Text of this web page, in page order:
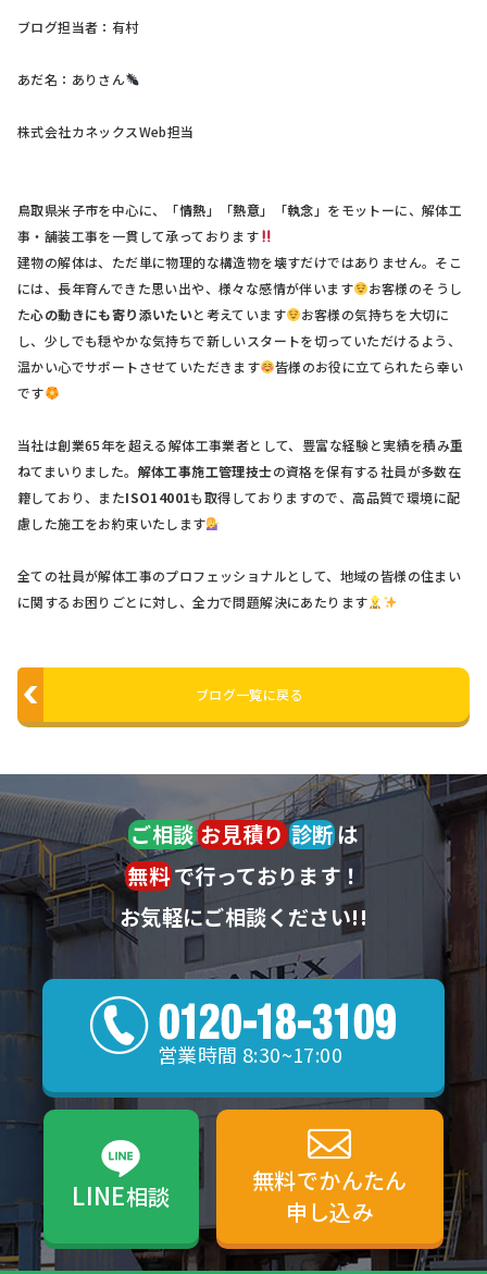
ブログ担当者：有村
あだ名：ありさん
株式会社カネックスWeb担当
鳥取県米子市を中心に、「情熱 」「熱意」「執念 」をモットーに、解体工
事・舗装工事を一貫して承っております
建物の解体は、ただ単に物理的な構造物を壊すだけではありません。そこ
には、長年育んできた思い出や、様々な感情が伴います
お客様のそうし
た心の動きにも寄り添いたいと考えています
お客様の気持ちを大切に
し、少しでも穏やかな気持ちで新しいスタートを切っていただけるよう、
温かい心でサポートさせていただきます
皆様のお役に立てられたら幸い
です
当社は創業65年を超える解体工事業者として、豊富な経験と実績を積み重
ねてまいりました。 解体工事施工管理技士の資格を保有する社員が多数在
籍しており、またISO14001も取得しておりますので、高品質で環境に配
慮した施工をお約束いたします
全ての社員が解体工事のプロフェッショナルとして、地域の皆様の住まい
に関するお困りごとに対し、全力で問題解決にあたります
ブログ一覧に戻る
ご相談 お見積り 診断は
無料で行っております！
お気軽にご相談ください!!
営業時間 8:30~17:00
LINE相談
無料でかんたん
申し込み